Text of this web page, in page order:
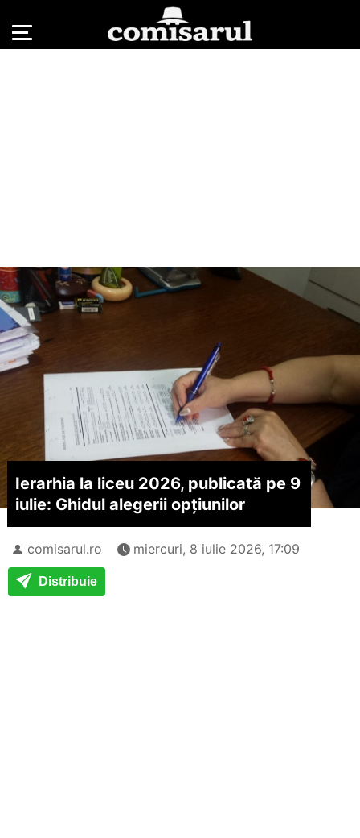
Ierarhia la liceu 2026, publicată pe 9
iulie: Ghidul alegerii opțiunilor
comisarul.ro miercuri, 8 iulie 2026, 17:09
Distribuie